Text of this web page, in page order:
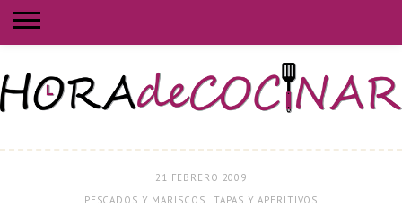
21 FEBRERO 2009
PESCADOS Y MARISCOS
TAPAS Y APERITIVOS